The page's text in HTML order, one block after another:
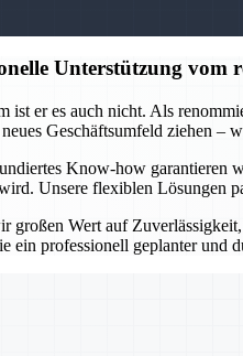
Unterstützung vom
er es auch nicht. Als
Geschäftsumfeld ziehen
Know-how garantieren
Unsere flexiblen Lösungen
großen Wert auf
ein professionell geplanter